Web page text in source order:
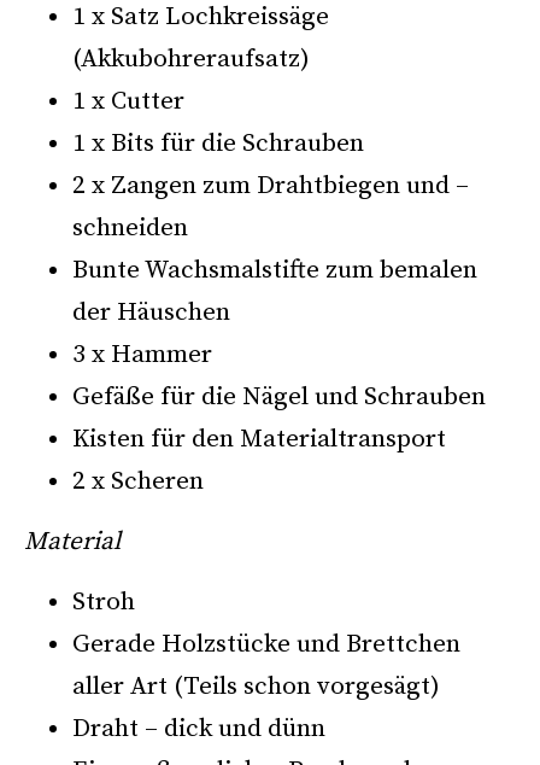
1 x Satz Lochkreissäge
(Akkubohreraufsatz)
1 x Cutter
1 x Bits für die Schrauben
2 x Zangen zum Drahtbiegen und –
schneiden
Bunte Wachsmalstifte zum bemalen
der Häuschen
3 x Hammer
Gefäße für die Nägel und Schrauben
Kisten für den Materialtransport
2 x Scheren
Material
Stroh
Gerade Holzstücke und Brettchen
aller Art (Teils schon vorgesägt)
Draht – dick und dünn